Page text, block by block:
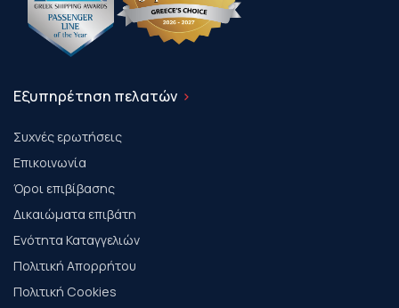
Εξυπηρέτηση πελατών
Συχνές ερωτήσεις
Επικοινωνία
Όροι επιβίβασης
Δικαιώματα επιβάτη
Ενότητα Καταγγελιών
Πολιτική Απορρήτου
Πολιτική Cookies